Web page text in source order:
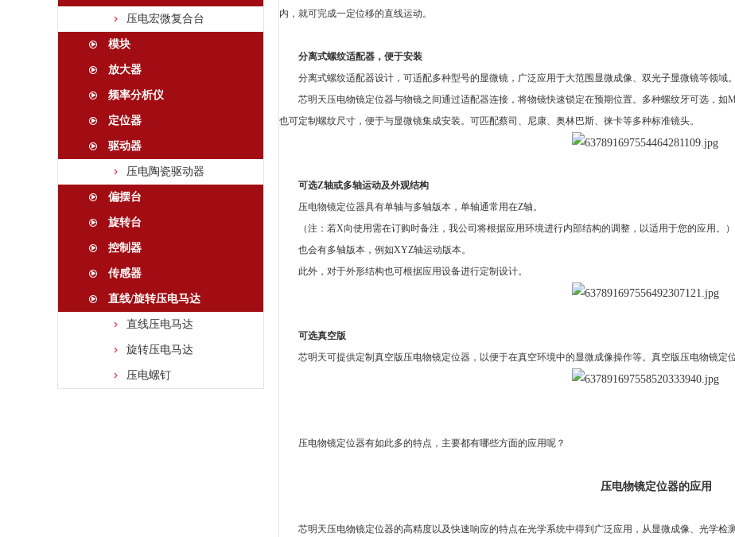
压电宏微复合台
模块
放大器
频率分析仪
定位器
驱动器
压电陶瓷驱动器
偏摆台
旋转台
控制器
传感器
直线/旋转压电马达
直线压电马达
旋转压电马达
压电螺钉
内，就可完成一定位移的直线运动。
分离式螺纹适配器，便于安装
分离式螺纹适配器设计，可适配多种型号的显微镜，广泛应用于大范围显微成像、双光子显微镜等领域。
芯明天压电物镜定位器与物镜之间通过适配器连接，将物镜快速锁定在预期位置。多种螺纹牙可选，如
也可定制螺纹尺寸，便于与显微镜集成安装。可匹配蔡司、尼康、奥林巴斯、徕卡等多种标准镜头。
可选Z轴或多轴运动及外观结构
压电物镜定位器具有单轴与多轴版本，单轴通常用在Z轴。
（注：若X向使用需在订购时备注，我公司将根据应用环境进行内部结构的调整，以适用于您的应用。）
也会有多轴版本，例如XYZ轴运动版本。
此外，对于外形结构也可根据应用设备进行定制设计。
可选真空版
芯明天可提供定制真空版压电物镜定位器，以便于在真空环境中的显微成像操作等。真空版压电物镜定
压电物镜定位器有如此多的特点，主要都有哪些方面的应用呢？
压电物镜定位器的应用
芯明天压电物镜定位器的高精度以及快速响应的特点在光学系统中得到广泛应用，从显微成像、光学